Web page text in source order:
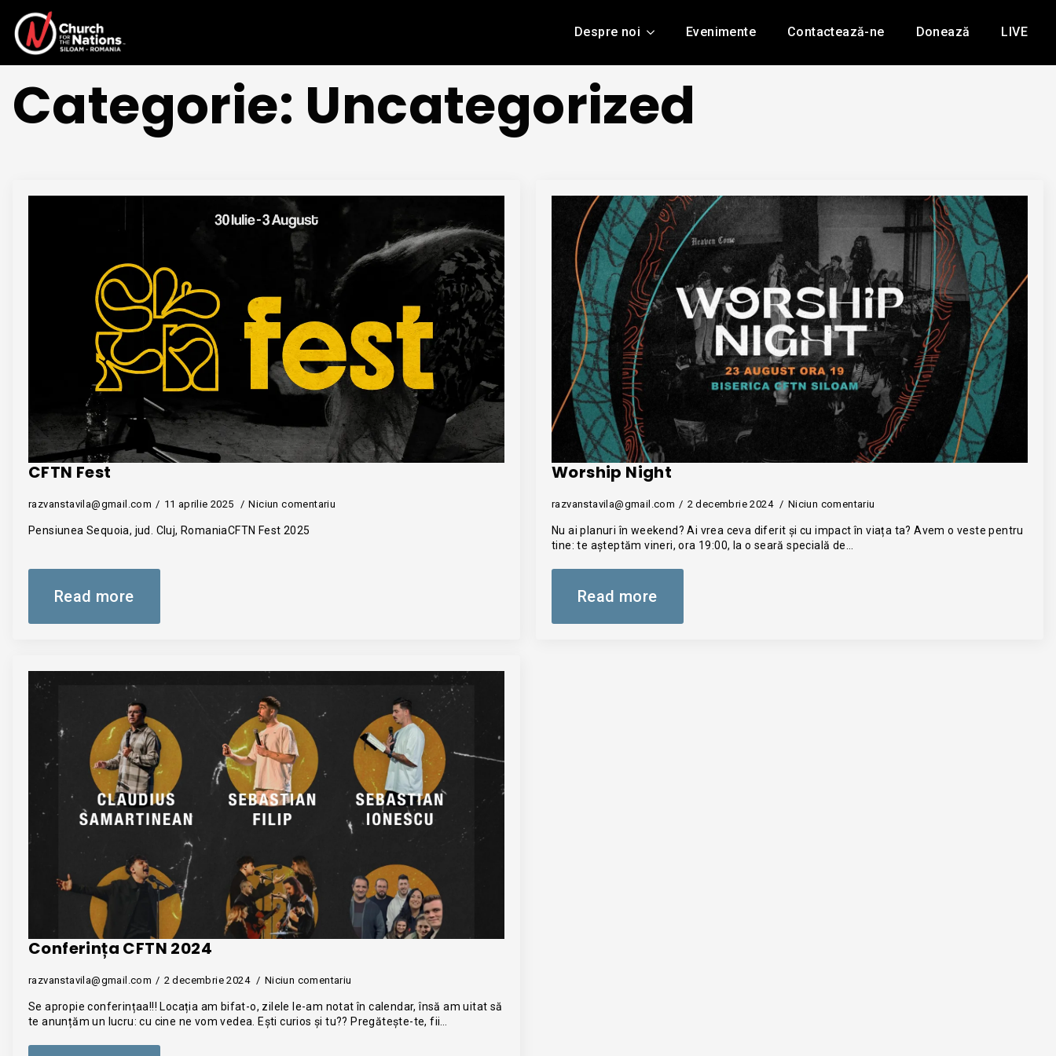
Despre noi Evenimente Contactează-ne Donează LIVE
Categorie: Uncategorized
CFTN Fest
razvanstavila@gmail.com 11 aprilie 2025 Niciun comentariu
Pensiunea Sequoia, jud. Cluj, RomaniaCFTN Fest 2025
Read more
Worship Night
razvanstavila@gmail.com 2 decembrie 2024 Niciun comentariu
Nu ai planuri în weekend? Ai vrea ceva diferit și cu impact în viața ta? Avem o veste pentru
tine: te așteptăm vineri, ora 19:00, la o seară specială de…
Read more
Conferința CFTN 2024
razvanstavila@gmail.com 2 decembrie 2024 Niciun comentariu
Se apropie conferințaa!!! Locația am bifat-o, zilele le-am notat în calendar, însă am uitat să
te anunțăm un lucru: cu cine ne vom vedea. Ești curios și tu?? Pregătește-te, fii…